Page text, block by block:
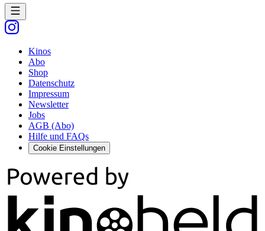
Kinos
Abo
Shop
Datenschutz
Impressum
Newsletter
Jobs
AGB (Abo)
Hilfe und FAQs
Cookie Einstellungen